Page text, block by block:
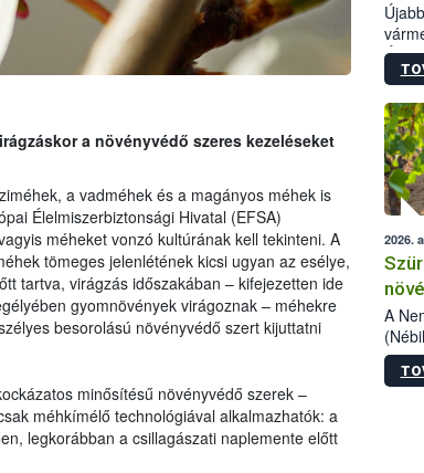
a növényvédő szeres kezeléseket
a vadméhek és a magányos méhek is
Élelmiszerbiztonsági Hivatal (EFSA)
méheket vonzó kultúrának kell tekinteni. A
tömeges jelenlétének kicsi ugyan az esélye,
tartva, virágzás időszakában – kifejezetten ide
gyomnövények virágoznak – méhekre
besorolású növényvédő szert kijuttatni
minősítésű növényvédő szerek –
méhkímélő technológiával alkalmazhatók: a
legkorábban a csillagászati naplemente előtt
2026.
A